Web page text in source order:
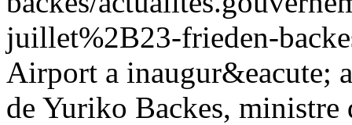
juillet%2B23-frieden-
Airport a inaugur&eacute;
de Yuriko Backes,